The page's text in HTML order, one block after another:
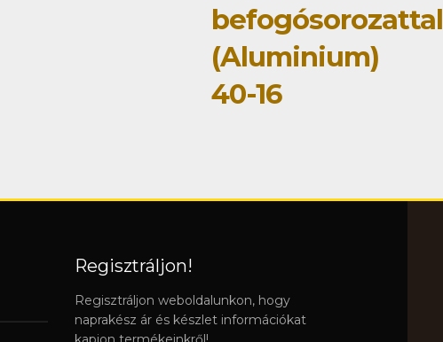
befogósorozattal
(Aluminium)
40-16
Regisztráljon!
Regisztráljon weboldalunkon, hogy
naprakész ár és készlet információkat